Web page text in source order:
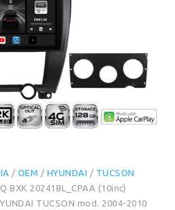
/ OEM / HYUNDAI / TUCSON
BXK 20241BL_CPAA (10inc)
TUCSON mod. 2004-2010